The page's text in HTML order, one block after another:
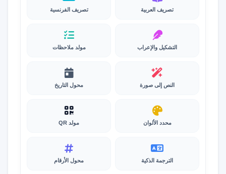
تصريف العربية تصريف الفرنسية
التشكيل والإعراب مولد ملاحظات
النص إلى صورة محول التاريخ
محدد الألوان مولد QR
الترجمة الذكية محول الأرقام